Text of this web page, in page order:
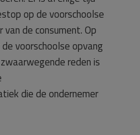
op de voorschoolse
de consument. Op
voorschoolse opvang
reden is
die de ondernemer